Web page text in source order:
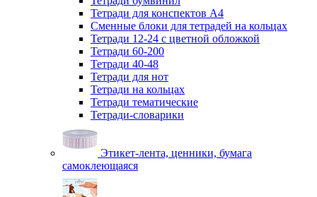
Тетради для конспектов А4
Сменные блоки для тетрадей на кольцах
Тетради 12-24 с цветной обложкой
Тетради 60-200
Тетради 40-48
Тетради для нот
Тетради на кольцах
Тетради тематические
Тетради-словарики
Этикет-лента, ценники, бумага
самоклеющаяся